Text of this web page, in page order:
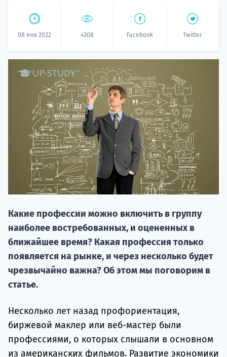
08 янв 2022 4308 Facebook Twitter
Какие профессии можно включить в группу
наиболее востребованных, и оцененных в
ближайшее время? Какая профессия только
появляется на рынке, и через несколько будет
чрезвычайно важна? Об этом мы поговорим в
статье.
Несколько лет назад профориентация,
биржевой маклер или веб-мастер были
профессиями, о которых слышали в основном
из американских фильмов. Развитие экономики